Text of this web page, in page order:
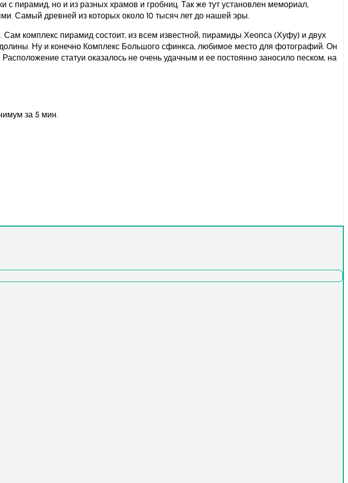
с пирамид, но и из разных храмов и гробниц. Так же тут установлен мемориал,
Самый древней из которых около 10 тысяч лет до нашей эры.
комплекс пирамид состоит, из всем известной, пирамиды Хеопса (Хуфу) и двух
Ну и конечно Комплекс Большого сфинкса, любимое место для фотографий. Он
статуи оказалось не очень удачным и ее постоянно заносило песком, на
за 5 мин.